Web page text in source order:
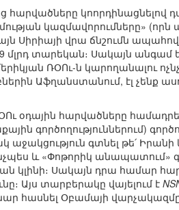
հարվածները կոորդինացնելով
կազմավորումները» (որն
Սիրիայի վրա ճնշումն
մլրդ տարեկան։ Սակայն անգամ
ՌՕՈւ-ն կարողանալու
Աֆղանստանում, էլ չենք
օդային հարվածները
գործողություններում)
գտնել թե՛ Իրանի
և «Փոթորիկ անապատում»
կլինի։ Սակայն դրա համար
Այս տարբերակը վայելում է
հասնել Օբամայի